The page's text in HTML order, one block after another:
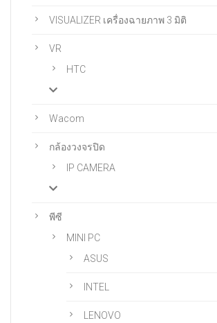
VISUALIZER เครื่องฉายภาพ 3 มิติ
VR
HTC
Wacom
กล้องวงจรปิด
IP CAMERA
พีซี
MINI PC
ASUS
INTEL
LENOVO